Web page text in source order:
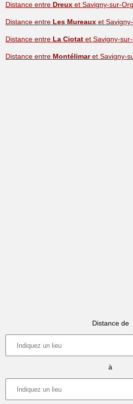
Distance entre Dreux et Savigny-sur-
Distance entre Les Mureaux et
Distance entre La Ciotat et Savigny-
Distance entre Montélimaret Savigny-
Distance de
à